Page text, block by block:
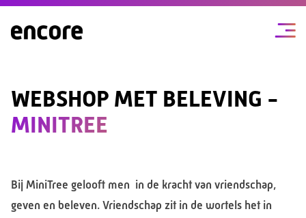
WEBSHOP MET BELEVING -
MINITREE
Bij MiniTree gelooft men in de kracht van vriendschap,
geven en beleven. Vriendschap zit in de wortels het in